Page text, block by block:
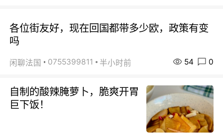
各位街友好，现在回国都带多少欧，政策有变
吗
闲聊法国 0755399811 半小时前 54 0
自制的酸辣腌萝卜，脆爽开胃
巨下饭！